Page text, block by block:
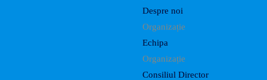
Despre noi
Organizație
Echipa
Organizație
Consiliul Director